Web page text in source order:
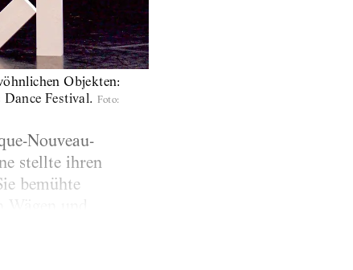
Objekten:
Festival. Foto:
Nouveau-
stellte ihren
bemühte